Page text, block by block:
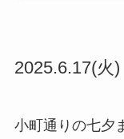
2025.6.17(
小町通りの七夕